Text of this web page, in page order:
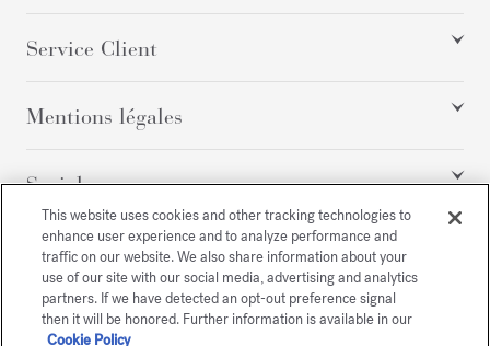
Service Client
Mentions légales
Social
Tous droits réservés
This website uses cookies and other tracking technologies to
enhance user experience and to analyze performance and
traffic on our website. We also share information about your
use of our site with our social media, advertising and analytics
partners. If we have detected an opt-out preference signal
then it will be honored. Further information is available in our
Cookie Policy